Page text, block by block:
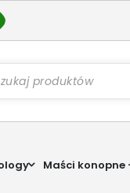
Maści konopne